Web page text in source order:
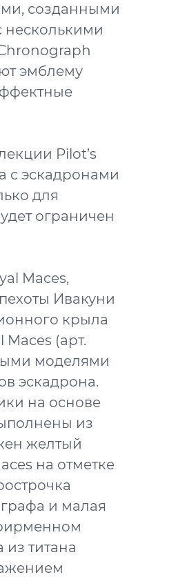
созданными
несколькими
эмблему
Pilot’s
с эскадронами
для
ограничен
Maces,
Ивакуни
крыла
(арт.
моделями
эскадрона.
на основе
из
желтый
на отметке
и малая
титана